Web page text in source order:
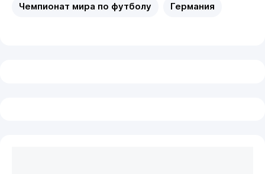
Чемпионат мира по футболу Германия